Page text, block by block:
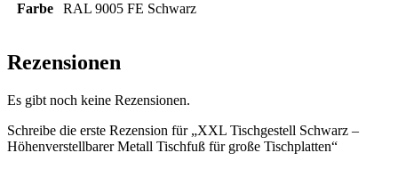
Farbe RAL 9005 FE Schwarz
Rezensionen
Es gibt noch keine Rezensionen.
Schreibe die erste Rezension für „XXL Tischgestell Schwarz –
Höhenverstellbarer Metall Tischfuß für große Tischplatten“